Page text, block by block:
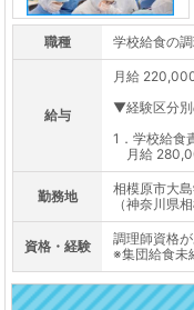
職種 学校給食の
給与
月給
▼経験区分別
1．学校給食
月給
勤務地
相模原市大
（神奈川県
資格・経験
調理師資格
※集団給食未